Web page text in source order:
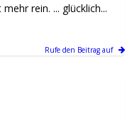
rein. ... glücklich...
Rufe den Beitrag auf